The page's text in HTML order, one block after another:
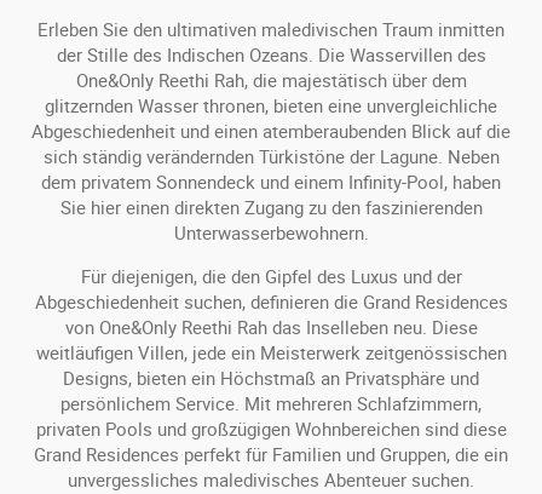
Erleben Sie den ultimativen maledivischen Traum inmitten
der Stille des Indischen Ozeans. Die Wasservillen des
One&Only Reethi Rah, die majestätisch über dem
glitzernden Wasser thronen, bieten eine unvergleichliche
Abgeschiedenheit und einen atemberaubenden Blick auf die
sich ständig verändernden Türkistöne der Lagune. Neben
dem privatem Sonnendeck und einem Infinity-Pool, haben
Sie hier einen direkten Zugang zu den faszinierenden
Unterwasserbewohnern.
Für diejenigen, die den Gipfel des Luxus und der
Abgeschiedenheit suchen, definieren die Grand Residences
von One&Only Reethi Rah das Inselleben neu. Diese
weitläufigen Villen, jede ein Meisterwerk zeitgenössischen
Designs, bieten ein Höchstmaß an Privatsphäre und
persönlichem Service. Mit mehreren Schlafzimmern,
privaten Pools und großzügigen Wohnbereichen sind diese
Grand Residences perfekt für Familien und Gruppen, die ein
unvergessliches maledivisches Abenteuer suchen.